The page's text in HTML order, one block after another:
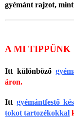
gyémánt rajzot, mint
A MI TIPPÜNK
Itt különböző
áron.
Itt gyémántfestő
tokot tartozékokkal